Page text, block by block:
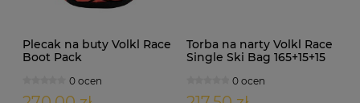
Plecak na buty Volkl Race
Boot Pack
0 ocen
Torba na narty Volkl Race
Single Ski Bag 165+15+15
0 ocen